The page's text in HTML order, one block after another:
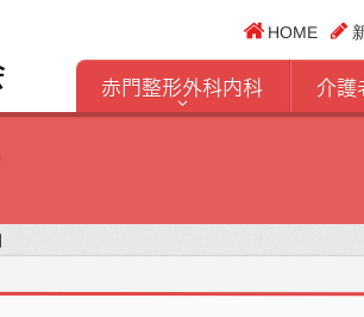
HOME
赤門整形外科内科 介護